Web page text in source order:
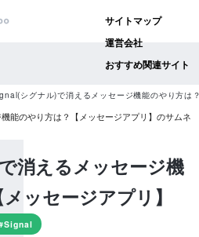
サイトマップ
運営会社
おすすめ関連サイト
シグナル)で消えるメッセージ機能のやり方は
消えるメッセージ機
ッセージアプリ】